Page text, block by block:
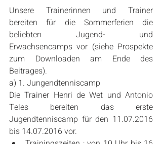
Unsere Trainerinnen und Trainer
bereiten für die Sommerferien die
beliebten Jugend- und
Erwachsencamps vor (siehe Prospekte
zum Downloaden am Ende des
Beitrages).
a) 1. Jungendtenniscamp
Die Trainer Henri de Wet und Antonio
Teles bereiten das erste
Jugendtenniscamp für den 11.07.2016
bis 14.07.2016 vor.